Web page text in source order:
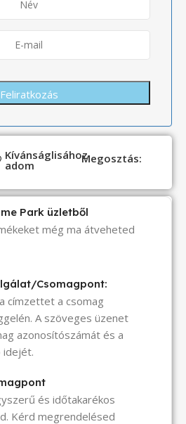
Kívánságlisához
adom Megosztás:
Park üzletből
még ma átveheted
Csomagpont:
címzettet a csomag
A szöveges üzenet
azonosítószámát és a
idejét.
és időtakarékos
Kérd megrendelésed